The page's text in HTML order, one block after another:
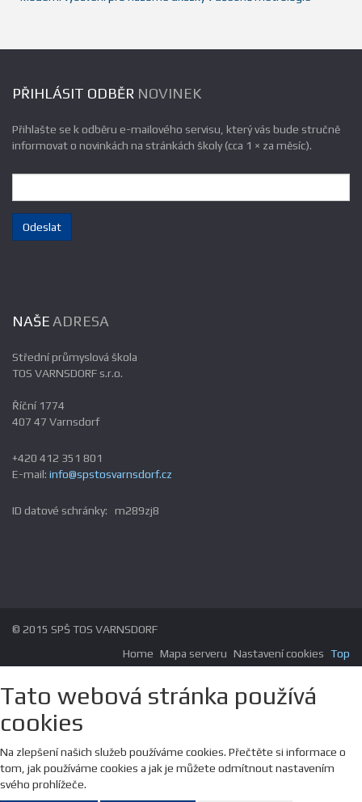
PŘIHLÁSIT ODBĚR NOVINEK
Přihlašte se k odběru e-mailového servisu, který vás bude stručně
informovat o novinkách na stránkách školy (cca 1 × za měsíc).
Odeslat
NAŠE ADRESA
Střední průmyslová škola
TOS VARNSDORF s.r.o.
Říční 1774
407 47 Varnsdorf
+420 412 351 801
E-mail: info@spstosvarnsdorf.cz
ID datové schránky: m289zj8
© 2015 SPŠ TOS VARNSDORF
Home Mapa serveru Nastavení cookies Top
Tato webová stránka používá
cookies
Na zlepšení našich služeb používáme cookies. Přečtěte si informace o
tom, jak používáme cookies a jak je můžete odmítnout nastavením
svého prohlížeče.